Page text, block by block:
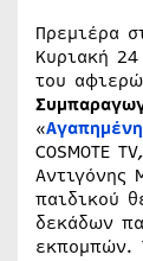
Πρεμιέρα
Κυριακή
του
«
COSMOTE
Αντιγόνης
παιδικού
δεκάδων
εκπομπών.